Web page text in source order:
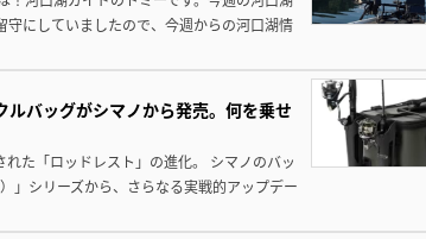
にしていましたので、今週からの河口湖情
ルバッグがシマノから発売。何を乗せ
た「ロッドレスト」の進化。 シマノのバッ
」シリーズから、さらなる実戦的アップデー